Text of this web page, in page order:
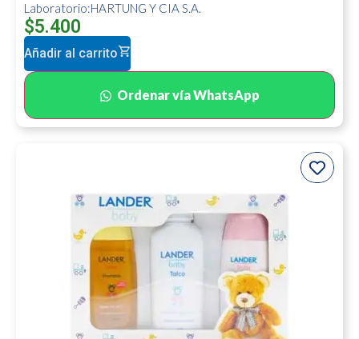
Laboratorio:HARTUNG Y CIA S.A.
$5.400
Añadir al carrito
Ordenar vía WhatsApp